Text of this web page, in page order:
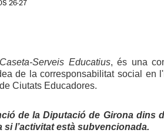
26-27
Serveis Educatius, és una
de la corresponsabilitat social en
Ciutats Educadores.
de la Diputació de Girona dins
si l’activitat està subvencionada.